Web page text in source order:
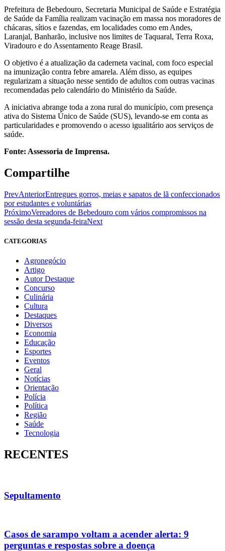
Prefeitura de Bebedouro, Secretaria Municipal de Saúde e Estratégia
de Saúde da Família realizam vacinação em massa nos moradores de
chácaras, sítios e fazendas, em localidades como em Andes,
Laranjal, Banharão, inclusive nos limites de Taquaral, Terra Roxa,
Viradouro e do Assentamento Reage Brasil.
O objetivo é a atualização da caderneta vacinal, com foco especial
na imunização contra febre amarela. Além disso, as equipes
regularizam a situação nesse sentido de adultos com outras vacinas
recomendadas pelo calendário do Ministério da Saúde.
A iniciativa abrange toda a zona rural do município, com presença
ativa do Sistema Único de Saúde (SUS), levando-se em conta as
particularidades e promovendo o acesso igualitário aos serviços de
saúde.
Fonte: Assessoria de Imprensa.
Compartilhe
PrevAnteriorEntregues gorros, meias e sapatos de lã confeccionados
por estudantes e voluntárias
PróximoVereadores de Bebedouro com vários compromissos na
sessão desta segunda-feiraNext
CATEGORIAS
Agronegócio
Artigo
Autor Destaque
Concurso
Culinária
Cultura
Destaques
Diversos
Economia
Educação
Esportes
Eventos
Geral
Notícias
Orientação
Polícia
Política
Região
Saúde
Tecnologia
RECENTES
Sepultamento
Casos de sarampo voltam a acender alerta: 9
perguntas e respostas sobre a doença